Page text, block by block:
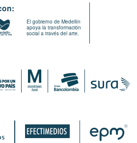
El gobierno de Medellín
apoya la transformación
social a través del arte.